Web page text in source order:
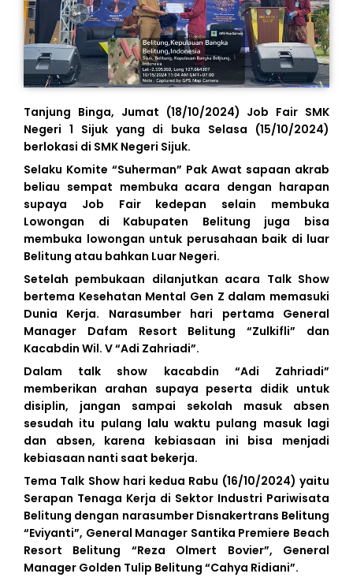
Tanjung Binga, Jumat (18/10/2024) Job Fair SMK
Negeri 1 Sijuk yang di buka Selasa (15/10/2024)
berlokasi di SMK Negeri Sijuk.
Selaku Komite “Suherman” Pak Awat sapaan akrab
beliau sempat membuka acara dengan harapan
supaya Job Fair kedepan selain membuka
Lowongan di Kabupaten Belitung juga bisa
membuka lowongan untuk perusahaan baik di luar
Belitung atau bahkan Luar Negeri.
Setelah pembukaan dilanjutkan acara Talk Show
bertema Kesehatan Mental Gen Z dalam memasuki
Dunia Kerja. Narasumber hari pertama General
Manager Dafam Resort Belitung “Zulkifli” dan
Kacabdin Wil. V “Adi Zahriadi”.
Dalam talk show kacabdin “Adi Zahriadi”
memberikan arahan supaya peserta didik untuk
disiplin, jangan sampai sekolah masuk absen
sesudah itu pulang lalu waktu pulang masuk lagi
dan absen, karena kebiasaan ini bisa menjadi
kebiasaan nanti saat bekerja.
Tema Talk Show hari kedua Rabu (16/10/2024) yaitu
Serapan Tenaga Kerja di Sektor Industri Pariwisata
Belitung dengan narasumber Disnakertrans Belitung
“Eviyanti”, General Manager Santika Premiere Beach
Resort Belitung “Reza Olmert Bovier”, General
Manager Golden Tulip Belitung “Cahya Ridiani”.